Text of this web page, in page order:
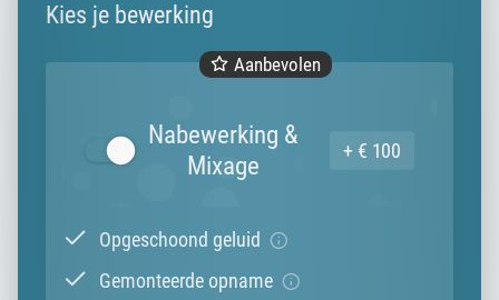
Kies je bewerking
+ € 100
Nabewerking &
Mixage
Aanbevolen
Opgeschoond geluid
Gemonteerde opname